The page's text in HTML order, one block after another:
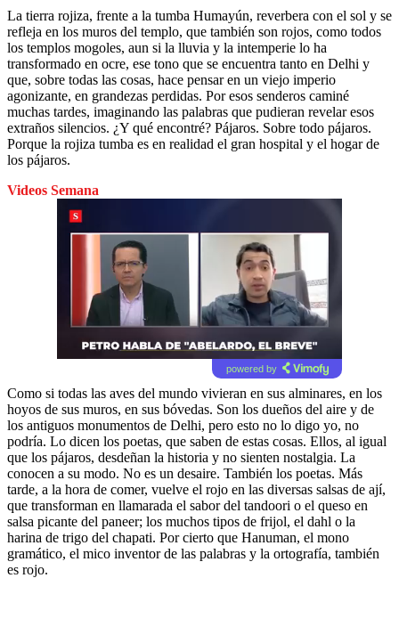
La tierra rojiza, frente a la tumba Humayún, reverbera con el sol y se
refleja en los muros del templo, que también son rojos, como todos
los templos mogoles, aun si la lluvia y la intemperie lo ha
transformado en ocre, ese tono que se encuentra tanto en Delhi y
que, sobre todas las cosas, hace pensar en un viejo imperio
agonizante, en grandezas perdidas. Por esos senderos caminé
muchas tardes, imaginando las palabras que pudieran revelar esos
extraños silencios. ¿Y qué encontré? Pájaros. Sobre todo pájaros.
Porque la rojiza tumba es en realidad el gran hospital y el hogar de
los pájaros.
Videos Semana
powered by
Como si todas las aves del mundo vivieran en sus alminares, en los
hoyos de sus muros, en sus bóvedas. Son los dueños del aire y de
los antiguos monumentos de Delhi, pero esto no lo digo yo, no
podría. Lo dicen los poetas, que saben de estas cosas. Ellos, al igual
que los pájaros, desdeñan la historia y no sienten nostalgia. La
conocen a su modo. No es un desaire. También los poetas. Más
tarde, a la hora de comer, vuelve el rojo en las diversas salsas de ají,
que transforman en llamarada el sabor del tandoori o el queso en
salsa picante del paneer; los muchos tipos de frijol, el dahl o la
harina de trigo del chapati. Por cierto que Hanuman, el mono
gramático, el mico inventor de las palabras y la ortografía, también
es rojo.